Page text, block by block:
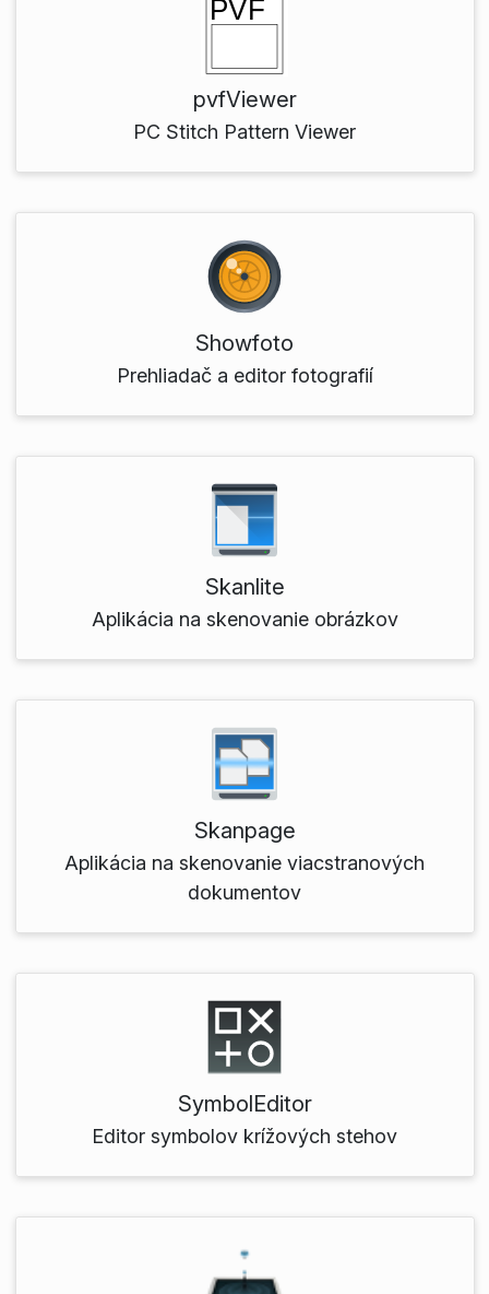
pvfViewer
PC Stitch Pattern Viewer
Showfoto
Prehliadač a editor fotografií
Skanlite
Aplikácia na skenovanie obrázkov
Skanpage
Aplikácia na skenovanie viacstranových
dokumentov
SymbolEditor
Editor symbolov krížových stehov